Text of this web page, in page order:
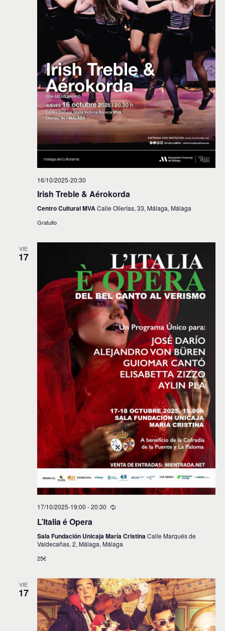
16/10/2025-20:30
Irish Treble & Aérokorda
Centro Cultural MVACalle Ollerías, 33, Málaga, Málaga
Gratuito
VIE
17
17/10/2025-19:00 -20:30
L’Italia é Opera
Sala Fundación Unicaja María CristinaCalle Marqués de
Valdecañas, 2, Málaga, Málaga
25€
VIE
17